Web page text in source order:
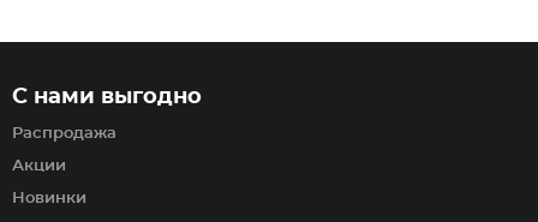
С нами выгодно
Распродажа
Акции
Новинки